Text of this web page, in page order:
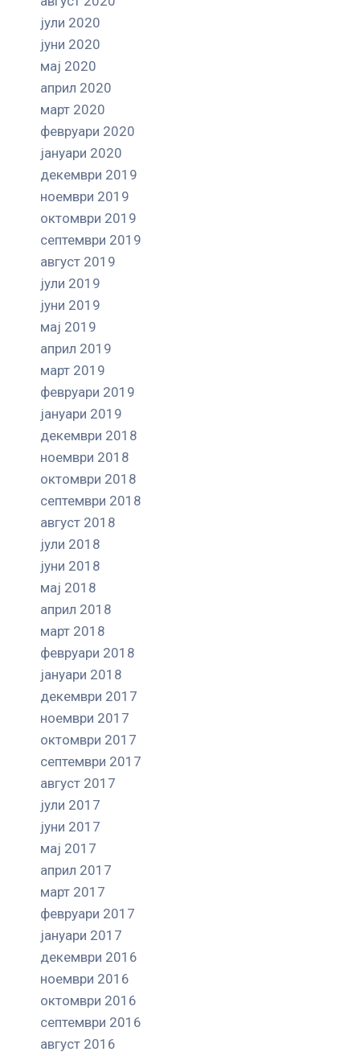
јули 2020
јуни 2020
мај 2020
април 2020
март 2020
февруари 2020
јануари 2020
декември 2019
ноември 2019
октомври 2019
септември 2019
август 2019
јули 2019
јуни 2019
мај 2019
април 2019
март 2019
февруари 2019
јануари 2019
декември 2018
ноември 2018
октомври 2018
септември 2018
август 2018
јули 2018
јуни 2018
мај 2018
април 2018
март 2018
февруари 2018
јануари 2018
декември 2017
ноември 2017
октомври 2017
септември 2017
август 2017
јули 2017
јуни 2017
мај 2017
април 2017
март 2017
февруари 2017
јануари 2017
декември 2016
ноември 2016
октомври 2016
септември 2016
август 2016